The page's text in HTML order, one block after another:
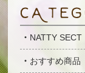
NATTY SECT
おすすめ商品